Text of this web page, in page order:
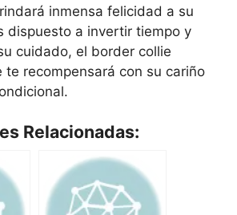
inmensa felicidad a su
dispuesto a invertir tiempo y
cuidado, el border collie
te recompensará con su cariño
Relacionadas: